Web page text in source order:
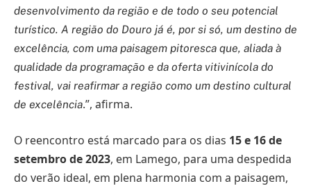
desenvolvimento da região e de todo o seu potencial
turístico. A região do Douro já é, por si só, um destino de
excelência, com uma paisagem pitoresca que, aliada à
qualidade da programação e da oferta vitivinícola do
festival, vai reafirmar a região como um destino cultural
de excelência.”, afirma.
O reencontro está marcado para os dias 15 e 16 de
setembro de 2023, em Lamego, para uma despedida
do verão ideal, em plena harmonia com a paisagem,